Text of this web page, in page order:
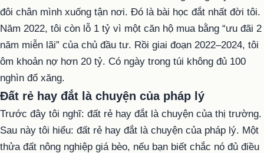
đôi chân mình xuống tận nơi. Đó là bài học đắt nhất đời tôi.
Năm 2022, tôi còn lỗ 1 tỷ vì một căn hộ mua bằng “ưu đãi 2
năm miễn lãi” của chủ đầu tư. Rồi giai đoạn 2022–2024, tôi
ôm khoản nợ hơn 20 tỷ. Có ngày trong túi không đủ 100
nghìn đổ xăng.
Đất rẻ hay đắt là chuyện của pháp lý
Trước đây tôi nghĩ: đất rẻ hay đắt là chuyện của thị trường.
Sau này tôi hiểu: đất rẻ hay đắt là chuyện của pháp lý. Một
thửa đất nông nghiệp giá bèo, nếu bạn biết chắc nó đủ điều